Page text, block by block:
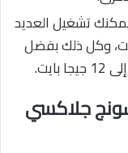
تشغيل العديد
وكل ذلك بفضل
جلاكسي